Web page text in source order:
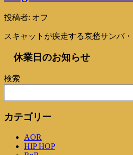
投稿者: オフ
スキャットが疾走する哀愁サンバ
休業日のお知らせ
検索
カテゴリー
AOR
HIP HOP